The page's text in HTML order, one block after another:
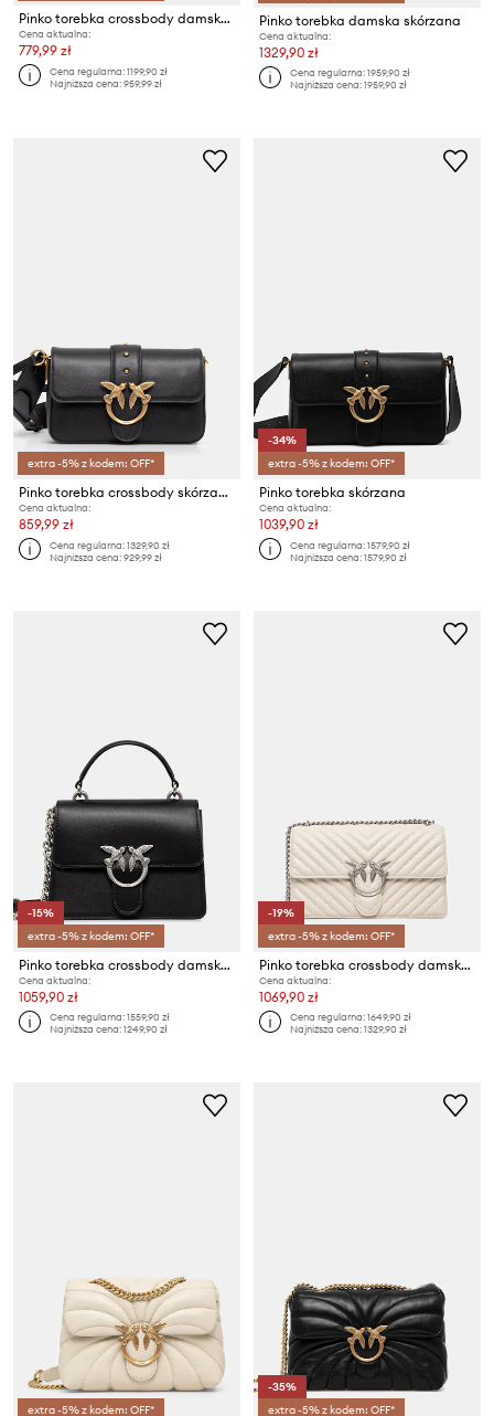
Pinko torebka crossbody damska skórzana
Cena aktualna:
779,99 zł
Cena regularna:1199,90 zł
Najniższa cena:959,99 zł
Pinko torebka damska skórzana
Cena aktualna:
1329,90 zł
Cena regularna:1959,90 zł
Najniższa cena:1959,90 zł
extra -5% z kodem: OFF*
Pinko torebka crossbody skórzana
Cena aktualna:
859,99 zł
Cena regularna:1329,90 zł
Najniższa cena:929,99 zł
-34%
extra -5% z kodem: OFF*
Pinko torebka skórzana
Cena aktualna:
1039,90 zł
Cena regularna:1579,90 zł
Najniższa cena:1579,90 zł
-15%
extra -5% z kodem: OFF*
Pinko torebka crossbody damska skórzana
Cena aktualna:
1059,90 zł
Cena regularna:1559,90 zł
Najniższa cena:1249,90 zł
-19%
extra -5% z kodem: OFF*
Pinko torebka crossbody damska skórzana
Cena aktualna:
1069,90 zł
Cena regularna:1649,90 zł
Najniższa cena:1329,90 zł
extra -5% z kodem: OFF*
-35%
extra -5% z kodem: OFF*